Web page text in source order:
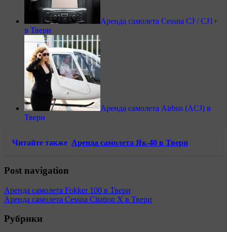
Аренда самолета Cessna CJ / CJ1+
в Твери
Аренда самолета Airbus (ACJ) в
Твери
Читайте также Аренда самолета Як-40 в Твери
Post navigation
Аренда самолета Fokker 100 в Твери
Аренда самолета Cessna Citation X в Твери
Рубрики